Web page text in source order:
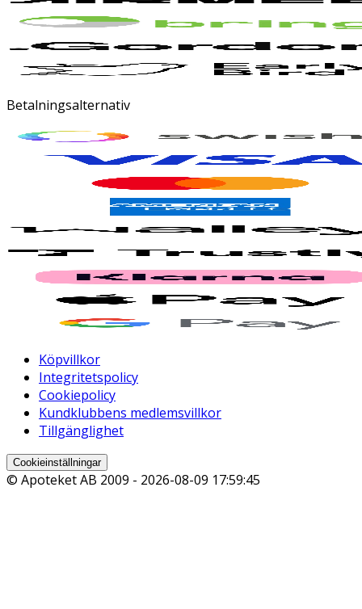
Betalningsalternativ
Köpvillkor
Integritetspolicy
Cookiepolicy
Kundklubbens medlemsvillkor
Tillgänglighet
Cookieinställningar
© Apoteket AB 2009 - 2026-08-09 17:59:45